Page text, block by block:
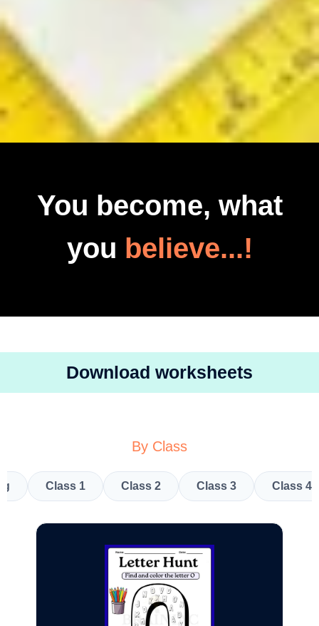
You become, what
you believe...!
Download worksheets
By Class
Class 1 Class 2 Class 3 Class 4